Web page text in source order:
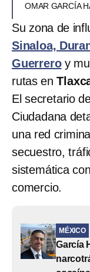
OMAR GARCÍA
Su zona de
Sinaloa,
Guerreroy
rutas en
El secretario
Ciudadana
una red
secuestro,
sistemática
comercio.
MÉXICO
García